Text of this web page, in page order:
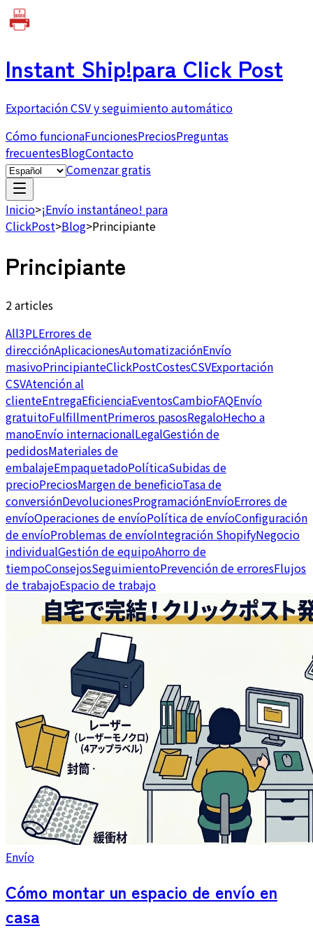
Instant Ship!para Click Post
Exportación CSV y seguimiento automático
Cómo funcionaFuncionesPreciosPreguntas
frecuentesBlogContacto
Comenzar gratis
Inicio>¡Envío instantáneo! para
ClickPost>Blog>Principiante
Principiante
2 articles
All3PLErrores de
direcciónAplicacionesAutomatizaciónEnvío
masivoPrincipianteClickPostCostesCSVExportación
CSVAtención al
clienteEntregaEficienciaEventosCambioFAQEnvío
gratuitoFulfillmentPrimeros pasosRegaloHecho a
manoEnvío internacionalLegalGestión de
pedidosMateriales de
embalajeEmpaquetadoPolíticaSubidas de
precioPreciosMargen de beneficioTasa de
conversiónDevolucionesProgramaciónEnvíoErrores de
envíoOperaciones de envíoPolítica de envíoConfiguración
de envíoProblemas de envíoIntegración ShopifyNegocio
individualGestión de equipoAhorro de
tiempoConsejosSeguimientoPrevención de erroresFlujos
de trabajoEspacio de trabajo
Envío
Cómo montar un espacio de envío en
casa